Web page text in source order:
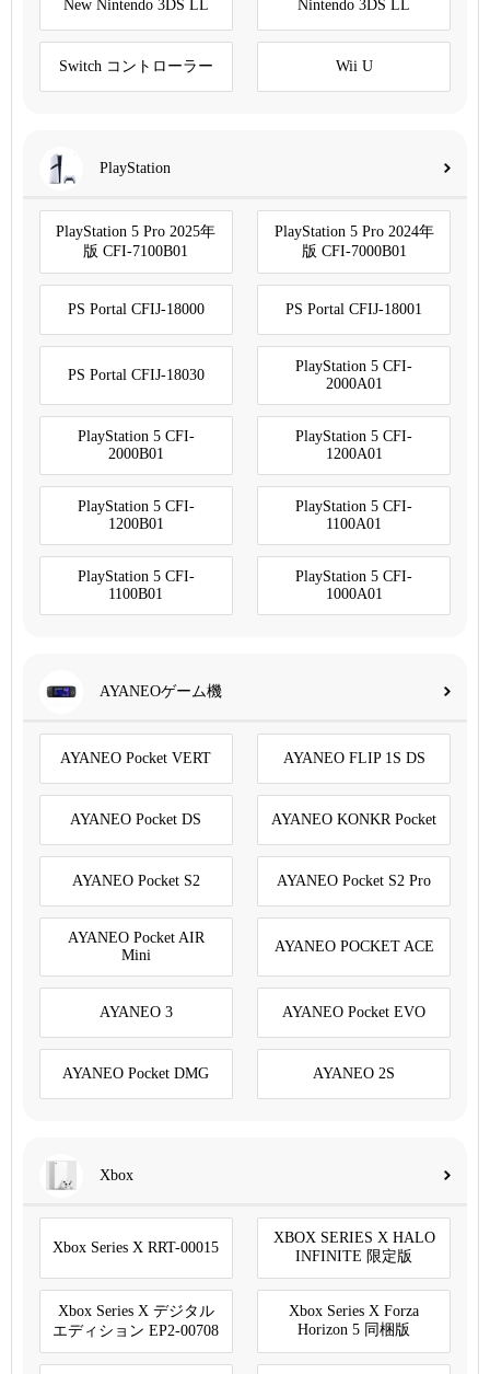
New Nintendo 3DS LL Nintendo 3DS LL
Switch コントローラー Wii U
PlayStation
PlayStation 5 Pro 2025年
版 CFI-7100B01
PlayStation 5 Pro 2024年
版 CFI-7000B01
PS Portal CFIJ-18000 PS Portal CFIJ-18001
PS Portal CFIJ-18030
PlayStation 5 CFI-
2000A01
PlayStation 5 CFI-
2000B01
PlayStation 5 CFI-
1200A01
PlayStation 5 CFI-
1200B01
PlayStation 5 CFI-
1100A01
PlayStation 5 CFI-
1100B01
PlayStation 5 CFI-
1000A01
AYANEOゲーム機
AYANEO Pocket VERT AYANEO FLIP 1S DS
AYANEO Pocket DS AYANEO KONKR Pocket
AYANEO Pocket S2 AYANEO Pocket S2 Pro
AYANEO Pocket AIR
Mini
AYANEO POCKET ACE
AYANEO 3 AYANEO Pocket EVO
AYANEO Pocket DMG AYANEO 2S
Xbox
Xbox Series X RRT-00015
XBOX SERIES X HALO
INFINITE 限定版
Xbox Series X デジタル
エディション EP2-00708
Xbox Series X Forza
Horizon 5 同梱版